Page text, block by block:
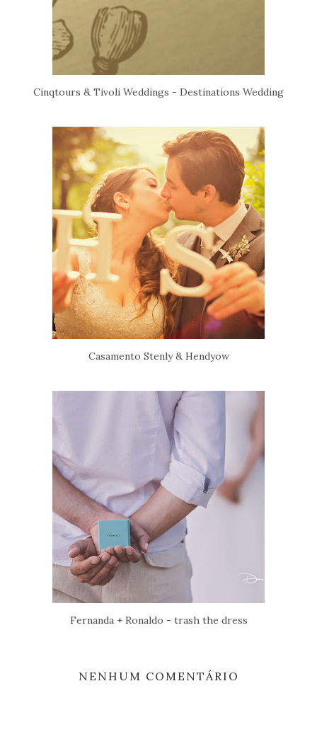
Cinqtours & Tivoli Weddings - Destinations Wedding
Casamento Stenly & Hendyow
Fernanda + Ronaldo - trash the dress
NENHUM COMENTÁRIO